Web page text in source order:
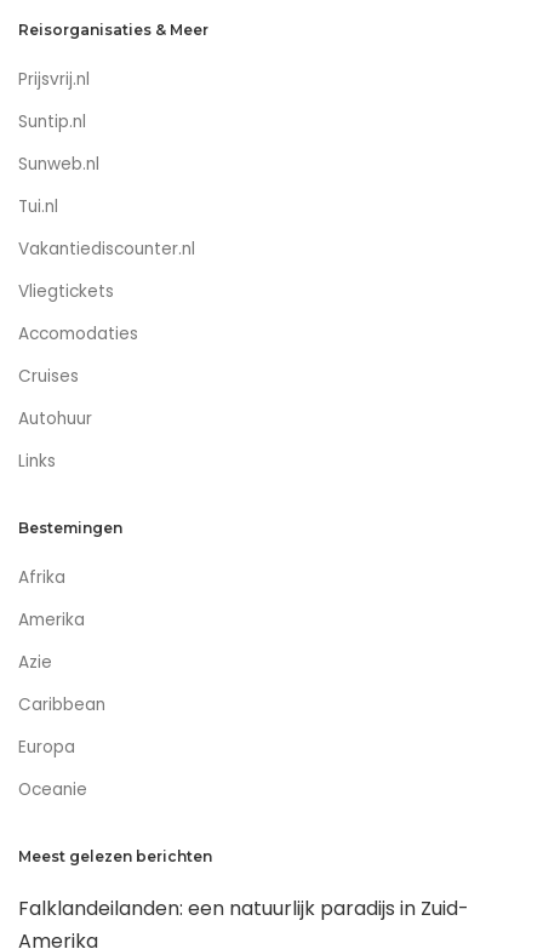
Reisorganisaties & Meer
Prijsvrij.nl
Suntip.nl
Sunweb.nl
Tui.nl
Vakantiediscounter.nl
Vliegtickets
Accomodaties
Cruises
Autohuur
Links
Bestemingen
Afrika
Amerika
Azie
Caribbean
Europa
Oceanie
Meest gelezen berichten
Falklandeilanden: een natuurlijk paradijs in Zuid-
Amerika